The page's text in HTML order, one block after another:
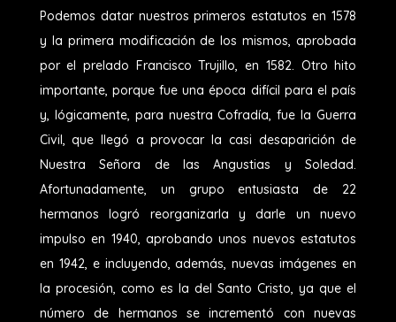
Podemos datar nuestros primeros estatutos en 1578
y la primera modificación de los mismos, aprobada
por el prelado Francisco Trujillo, en 1582. Otro hito
importante, porque fue una época difícil para el país
y, lógicamente, para nuestra Cofradía, fue la Guerra
Civil, que llegó a provocar la casi desaparición de
Nuestra Señora de las Angustias y Soledad.
Afortunadamente, un grupo entusiasta de 22
hermanos logró reorganizarla y darle un nuevo
impulso en 1940, aprobando unos nuevos estatutos
en 1942, e incluyendo, además, nuevas imágenes en
la procesión, como es la del Santo Cristo, ya que el
número de hermanos se incrementó con nuevas